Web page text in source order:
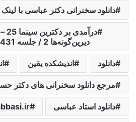
دانلود سخنرانی دکتر عباسی با
دیرین‌گونه‌ها‌ 2 / جلسه 431 کلبه کرامت
دانلود اندیشکده یقین
مرجع دانلود سخنرانی های دکتر
دانلود استاد عباسی